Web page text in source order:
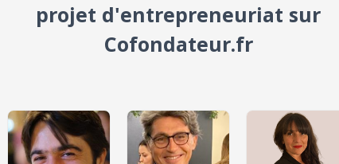
projet d'entrepreneuriat sur
Cofondateur.fr